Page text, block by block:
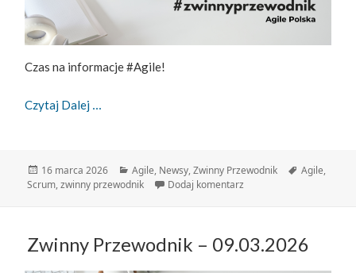
Czas na informacje #Agile!
Czytaj Dalej
Data
publikacji
16 marca 2026 Kategorie
Agile, Newsy,Zwinny Przewodnik Tagi
Agile,
Scrum,zwinny przewodnik Dodaj komentarz
Zwinny Przewodnik – 09.03.2026